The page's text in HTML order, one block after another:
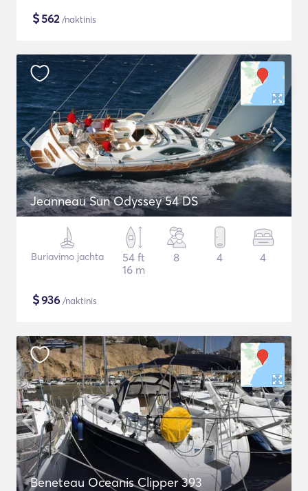
$562/naktinis
Jeanneau Sun Odyssey 54 DS
Buriavimo jachta
54 ft
16 m
8 4 4
$936 /naktinis
Beneteau Oceanis Clipper 393